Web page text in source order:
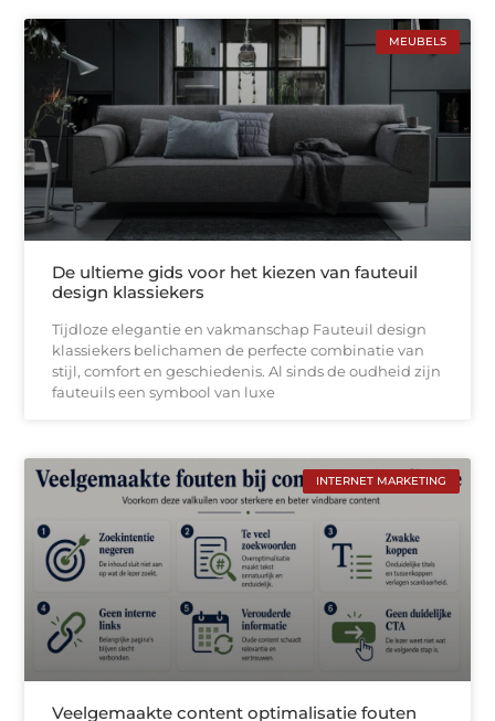
MEUBELS
De ultieme gids voor het kiezen van fauteuil
design klassiekers
Tijdloze elegantie en vakmanschap Fauteuil design
klassiekers belichamen de perfecte combinatie van
stijl, comfort en geschiedenis. Al sinds de oudheid zijn
fauteuils een symbool van luxe
INTERNET MARKETING
Veelgemaakte content optimalisatie fouten